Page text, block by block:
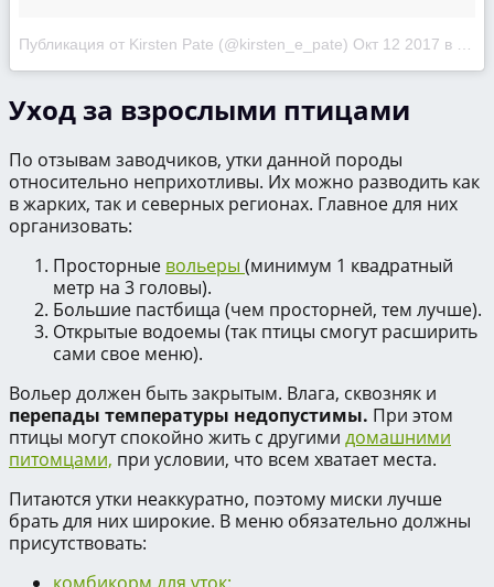
Публикация от Kirsten Pate (@kirsten_e_pate) Окт 12 2017 в 10:20 PDT
Уход за взрослыми птицами
По отзывам заводчиков, утки данной породы
относительно неприхотливы. Их можно разводить как
в жарких, так и северных регионах. Главное для них
организовать:
Просторные вольеры (минимум 1 квадратный
метр на 3 головы).
Большие пастбища (чем просторней, тем лучше).
Открытые водоемы (так птицы смогут расширить
сами свое меню).
Вольер должен быть закрытым. Влага, сквозняк и
перепады температуры недопустимы. При этом
птицы могут спокойно жить с другими домашними
питомцами, при условии, что всем хватает места.
Питаются утки неаккуратно, поэтому миски лучше
брать для них широкие. В меню обязательно должны
присутствовать:
комбикорм для уток: